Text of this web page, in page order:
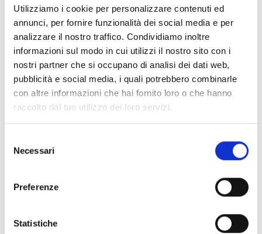
Utilizziamo i cookie per personalizzare contenuti ed
annunci, per fornire funzionalità dei social media e per
analizzare il nostro traffico. Condividiamo inoltre
informazioni sul modo in cui utilizzi il nostro sito con i
nostri partner che si occupano di analisi dei dati web,
pubblicità e social media, i quali potrebbero combinarle
con altre informazioni che hai fornito loro o che hanno
raccolto dal tuo utilizzo dei loro servizi.
delNecessari
Preferenze
Statistiche
torna ai top eventi
IL CONTENUTO VI È STATO UTILE?
Sì
No
Altri link interessanti